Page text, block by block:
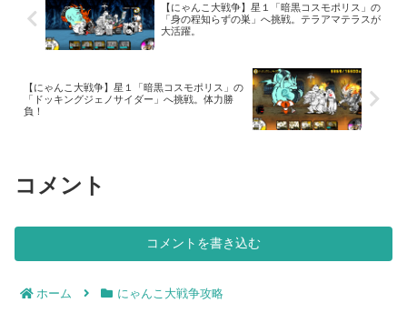
【にゃんこ大戦争】星１「暗黒コスモポリス」の
「身の程知らずの巣」へ挑戦。テラアマテラスが
大活躍。
【にゃんこ大戦争】星１「暗黒コスモポリス」の
「ドッキングジェノサイダー」へ挑戦。体力勝
負！
コメント
コメントを書き込む
ホーム にゃんこ大戦争攻略